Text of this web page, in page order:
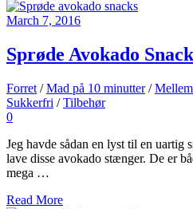
March 7, 2016
Sprøde Avokado
Forret /Mad på 10 minutter/
Sukkerfri /Tilbehør
0
Jeg havde sådan en lyst til en uartig
lave disse avokado stænger. De er
mega …
Read More